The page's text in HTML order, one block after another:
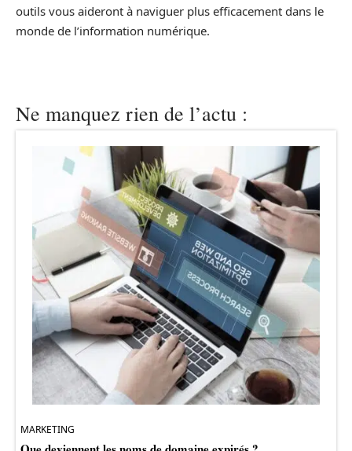
outils vous aideront à naviguer plus efficacement dans le
monde de l’information numérique.
Ne manquez rien de l’actu :
MARKETING